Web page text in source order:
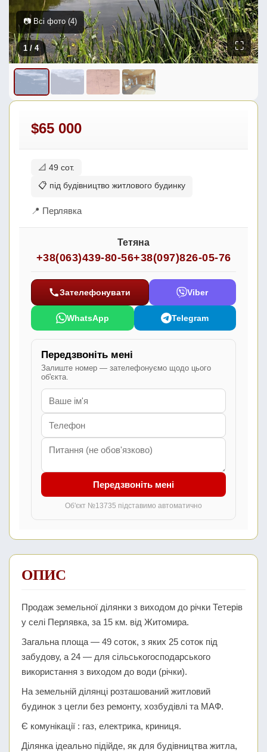
1 / 4 ⛶
📷 Всі фото (4)
$65 000
📐 49 сот.
📋 під будівництво житлового будинку
📍 Перлявка
Тетяна
+38(063)439-80-56+38(097)826-05-76
Зателефонувати Viber
WhatsApp Telegram
Передзвоніть мені
Залиште номер — зателефонуємо щодо цього
об'єкта.
Передзвоніть мені
Об'єкт №13735 підставимо автоматично
ОПИС
Продаж земельної ділянки з виходом до річки Тетерів
у селі Перлявка, за 15 км. від Житомира.
Загальна площа — 49 соток, з яких 25 соток під
забудову, а 24 — для сільськогосподарського
використання з виходом до води (річки).
На земельній ділянці розташований житловий
будинок з цегли без ремонту, хозбудівлі та МАФ.
Є комунікації : газ, електрика, криниця.
Ділянка ідеально підійде, як для будівництва житла,